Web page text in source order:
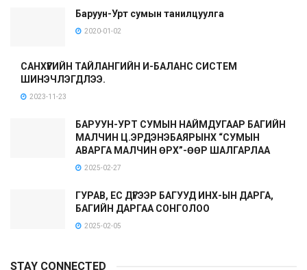
Баруун-Урт сумын танилцуулга
2020-01-02
САНХҮҮГИЙН ТАЙЛАНГИЙН И-БАЛАНС СИСТЕМ
ШИНЭЧЛЭГДЛЭЭ.
2023-11-23
БАРУУН-УРТ СУМЫН НАЙМДУГААР БАГИЙН
МАЛЧИН Ц.ЭРДЭНЭБАЯРЫНХ “СУМЫН
АВАРГА МАЛЧИН ӨРХ”-ӨӨР ШАЛГАРЛАА
2025-02-27
ГУРАВ, ЕС ДҮГЭЭР БАГУУД ИНХ-ЫН ДАРГА,
БАГИЙН ДАРГАА СОНГОЛОО
2025-02-05
STAY CONNECTED